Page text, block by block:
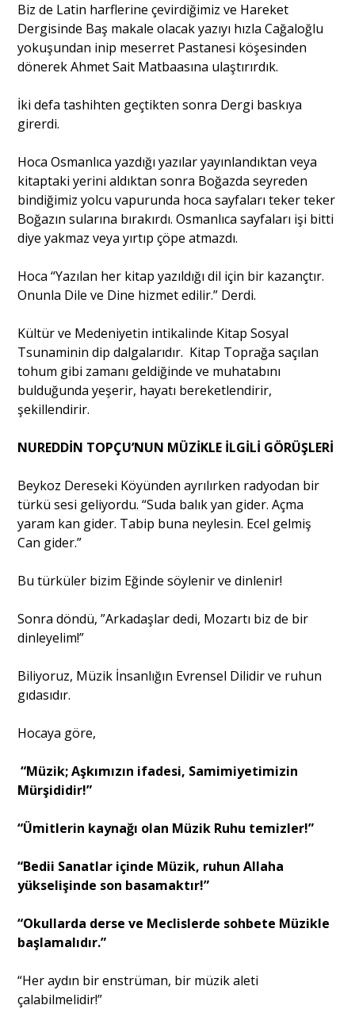
Biz de Latin harflerine çevirdiğimiz ve Hareket
Dergisinde Baş makale olacak yazıyı hızla Cağaloğlu
yokuşundan inip meserret Pastanesi köşesinden
dönerek Ahmet Sait Matbaasına ulaştırırdık.
İki defa tashihten geçtikten sonra Dergi baskıya
girerdi.
Hoca Osmanlıca yazdığı yazılar yayınlandıktan veya
kitaptaki yerini aldıktan sonra Boğazda seyreden
bindiğimiz yolcu vapurunda hoca sayfaları teker teker
Boğazın sularına bırakırdı. Osmanlıca sayfaları işi bitti
diye yakmaz veya yırtıp çöpe atmazdı.
Hoca “Yazılan her kitap yazıldığı dil için bir kazançtır.
Onunla Dile ve Dine hizmet edilir.” Derdi.
Kültür ve Medeniyetin intikalinde Kitap Sosyal
Tsunaminin dip dalgalarıdır. Kitap Toprağa saçılan
tohum gibi zamanı geldiğinde ve muhatabını
bulduğunda yeşerir, hayatı bereketlendirir,
şekillendirir.
NUREDDİN TOPÇU’NUN MÜZİKLE İLGİLİ GÖRÜŞLERİ
Beykoz Dereseki Köyünden ayrılırken radyodan bir
türkü sesi geliyordu. “Suda balık yan gider. Açma
yaram kan gider. Tabip buna neylesin. Ecel gelmiş
Can gider.”
Bu türküler bizim Eğinde söylenir ve dinlenir!
Sonra döndü, ”Arkadaşlar dedi, Mozartı biz de bir
dinleyelim!”
Biliyoruz, Müzik İnsanlığın Evrensel Dilidir ve ruhun
gıdasıdır.
Hocaya göre,
“Müzik; Aşkımızın ifadesi, Samimiyetimizin
Mürşididir!”
“Ümitlerin kaynağı olan Müzik Ruhu temizler!”
“Bedii Sanatlar içinde Müzik, ruhun Allaha
yükselişinde son basamaktır!”
“Okullarda derse ve Meclislerde sohbete Müzikle
başlamalıdır.”
“Her aydın bir enstrüman, bir müzik aleti
çalabilmelidir!”